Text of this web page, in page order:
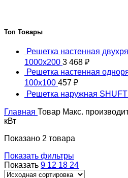
Топ Товары
Решетка настенная
1000x200 3 468 ₽
Решетка настенная
100x100 457 ₽
Решетка наружная
Главная Товар Макс.
кВт
Показано 2 товара
Показать фильтры
Показать 9 12 18 24